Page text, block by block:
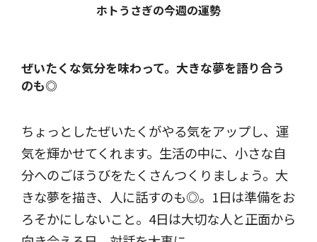
ホトうさぎの今週の運勢
ぜいたくな気分を味わって。 大きな夢を語り合う
のも◎
ちょっとしたぜいたくがやる気をアップし、運
気を輝かせてくれます。生活の中に、小さな自
分へのごほうびをたくさんつくりましょう。大
きな夢を描き、人に話すのも◎。1日は準備をお
ろそかにしないこと。4日は大切な人と正面から